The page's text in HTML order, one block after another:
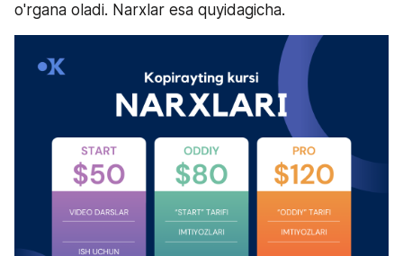
o'rgana oladi. Narxlar esa quyidagicha.